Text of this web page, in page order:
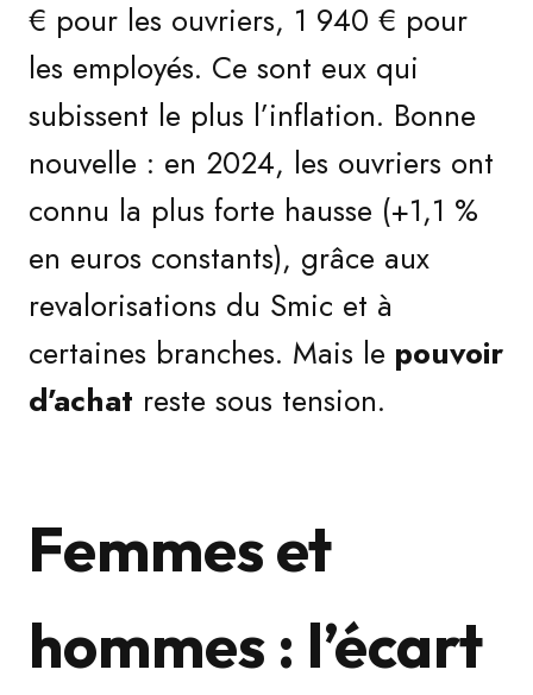
€ pour les ouvriers, 1 940 € pour
les employés. Ce sont eux qui
subissent le plus l’inflation. Bonne
nouvelle : en 2024, les ouvriers ont
connu la plus forte hausse (+1,1 %
en euros constants), grâce aux
revalorisations du Smic et à
certaines branches. Mais le pouvoir
d’achat reste sous tension.
Femmes et
hommes : l’écart